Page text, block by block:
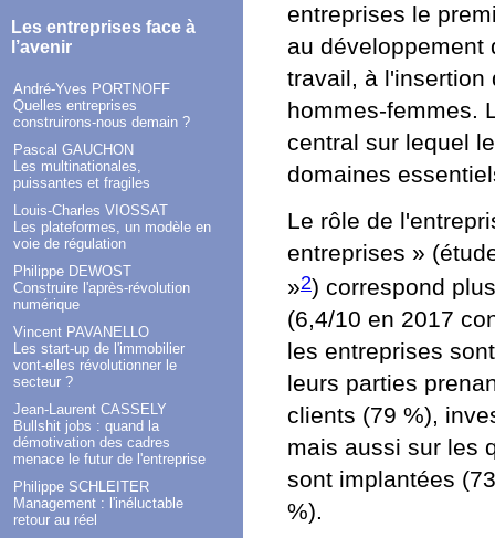
Les entreprises face à
l’avenir
André-Yves PORTNOFF
Quelles entreprises
construirons-nous demain ?
Pascal GAUCHON
Les multinationales,
puissantes et fragiles
Louis-Charles VIOSSAT
Les plateformes, un modèle en
voie de régulation
Philippe DEWOST
Construire l'après-révolution
numérique
Vincent PAVANELLO
Les start-up de l'immobilier
vont-elles révolutionner le
secteur ?
Jean-Laurent CASSELY
Bullshit jobs : quand la
démotivation des cadres
menace le futur de l'entreprise
Philippe SCHLEITER
Management : l'inéluctable
retour au réel
entreprises le
au développement
travail, à l'insertion
hommes-femmes.
central sur lequel
domaines
Le rôle de
entreprises »
»2) correspond
(6,4/10 en 2017
les entreprises
leurs parties
clients (79 %),
mais aussi sur les
sont implantées
%).